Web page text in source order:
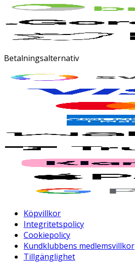
Betalningsalternativ
Köpvillkor
Integritetspolicy
Cookiepolicy
Kundklubbens medlemsvillkor
Tillgänglighet